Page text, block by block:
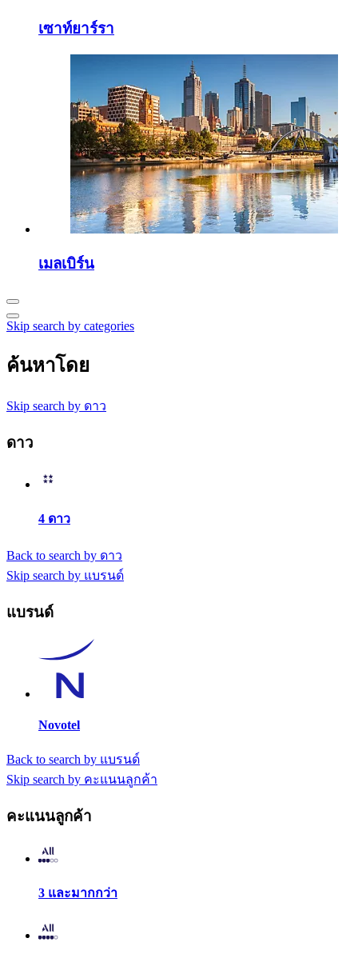
เซาท์ยาร์รา
เมลเบิร์น
Skip search by categories
ค้นหาโดย
Skip search by ดาว
ดาว
4 ดาว
Back to search by ดาว
Skip search by แบรนด์
แบรนด์
Novotel
Back to search by แบรนด์
Skip search by คะแนนลูกค้า
คะแนนลูกค้า
3 และมากกว่า